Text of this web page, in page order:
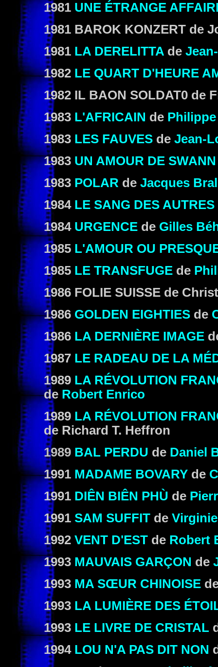
1981 UNE ÉTRANGE
1981 BAROK KONZERT de
1981 LA DERELITTA de
1982 LE QUART D'HEURE
1982 IL BAON SOLDAT0 de
1983 L'AFRICAIN de
1983 LES FAUVES de Jean-
1983 UN AMOUR DE SWANN
1983 POLAR de Jacques Bral
1984 LE SANG DES AUTRES
1984 URGENCE de Gilles
1985 L'AMOUR OU
1985 LE TRANSFUGE de
1986 FOLIE SUISSE de
1986 GOLDEN EIGHTIES de
1986 LA DERNIÈRE IMAGE
1987 LE RADEAU DE LA
1989 LA RÉVOLUTION
de Robert Enrico
1989 LA RÉVOLUTION
de Richard T. Heffron
1989 BAL PERDU de Daniel
1991 MADAME BOVARY de
1991 DIÊN BIÊN PHÙ de
1991 SAM SUFFIT de
1992 VENT D'EST de Robert
1993 MAUVAIS GARÇON de
1993 MA SŒUR CHINOISE
1993 LA LUMIÈRE DES
1993 LE LIVRE DE CRISTAL
1994 LOU N'A PAS DIT NON